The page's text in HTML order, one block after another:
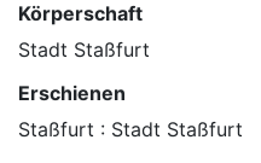
Körperschaft
Stadt Staßfurt
Erschienen
Staßfurt : Stadt Staßfurt